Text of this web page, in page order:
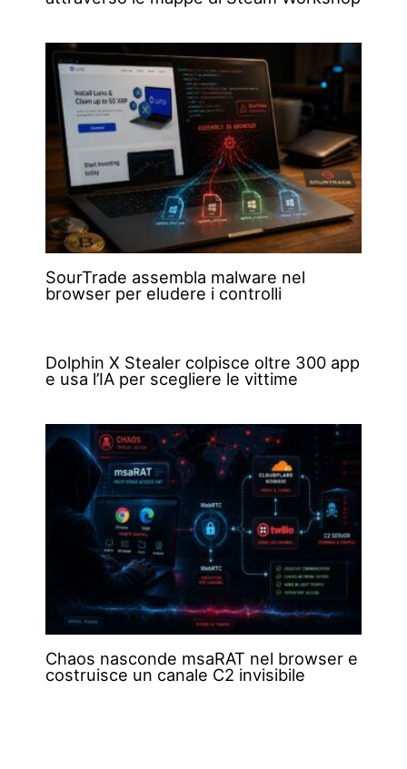
SourTrade assembla malware nel
browser per eludere i controlli
Dolphin X Stealer colpisce oltre 300 app
e usa l’IA per scegliere le vittime
Chaos nasconde msaRAT nel browser e
costruisce un canale C2 invisibile